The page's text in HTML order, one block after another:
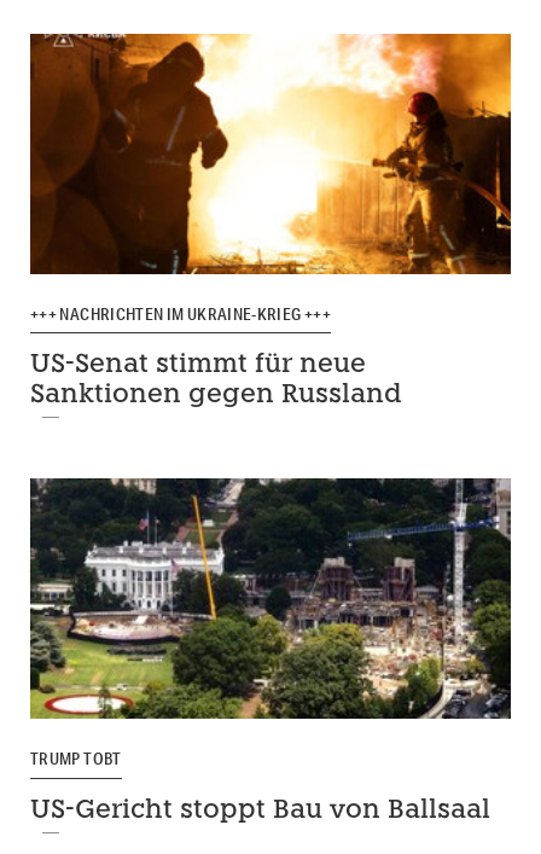
+++ NACHRICHTEN IM UKRAINE-KRIEG +++
US-Senat stimmt für neue
Sanktionen gegen Russland
TRUMP TOBT
US-Gericht stoppt Bau von Ballsaal